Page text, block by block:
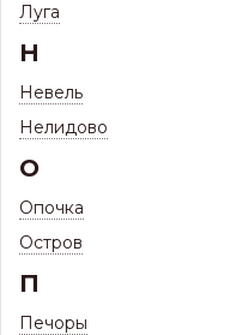
Штакетник
(Односторонний,
Луга
Н
Невель
Нелидово
О
Опочка
Остров
П
Печоры